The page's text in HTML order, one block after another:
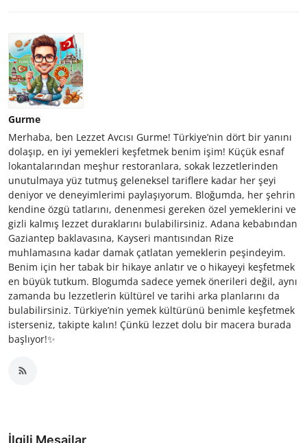
Gurme
Merhaba, ben Lezzet Avcısı Gurme! Türkiye’nin dört bir yanını
dolaşıp, en iyi yemekleri keşfetmek benim işim! Küçük esnaf
lokantalarından meşhur restoranlara, sokak lezzetlerinden
unutulmaya yüz tutmuş geleneksel tariflere kadar her şeyi
deniyor ve deneyimlerimi paylaşıyorum. Bloğumda, her şehrin
kendine özgü tatlarını, denenmesi gereken özel yemeklerini ve
gizli kalmış lezzet duraklarını bulabilirsiniz. Adana kebabından
Gaziantep baklavasına, Kayseri mantısından Rize
muhlamasına kadar damak çatlatan yemeklerin peşindeyim.
Benim için her tabak bir hikaye anlatır ve o hikayeyi keşfetmek
en büyük tutkum. Blogumda sadece yemek önerileri değil, aynı
zamanda bu lezzetlerin kültürel ve tarihi arka planlarını da
bulabilirsiniz. Türkiye’nin yemek kültürünü benimle keşfetmek
isterseniz, takipte kalın! Çünkü lezzet dolu bir macera burada
başlıyor!✨
İlgili Mesajlar